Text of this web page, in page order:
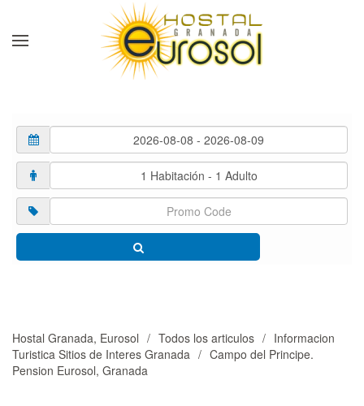
Skip to main content
Hostal Granada, Eurosol Todos los articulos
Informacion
Turistica Sitios de Interes Granada
Campo del Principe.
Pension Eurosol, Granada